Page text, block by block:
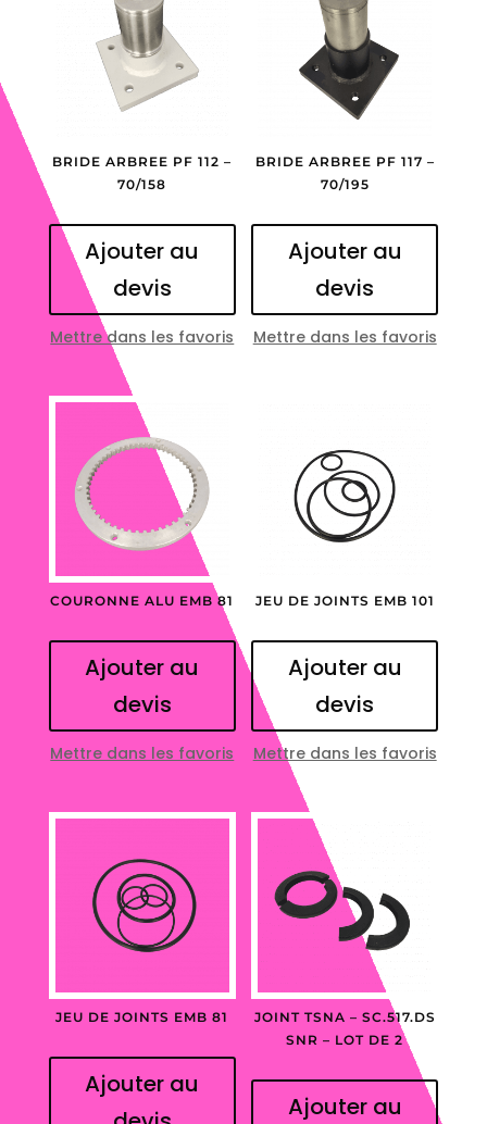
BRIDE ARBREE PF 112 –
70/158
Ajouter au
devis
Mettre dans les favoris
BRIDE ARBREE PF 117 –
70/195
Ajouter au
devis
Mettre dans les favoris
COURONNE ALU EMB 81
Ajouter au
devis
Mettre dans les favoris
JEU DE JOINTS EMB 101
Ajouter au
devis
Mettre dans les favoris
JEU DE JOINTS EMB 81
Ajouter au
JOINT TSNA – SC.517.DS
SNR – LOT DE 2
Ajouter au